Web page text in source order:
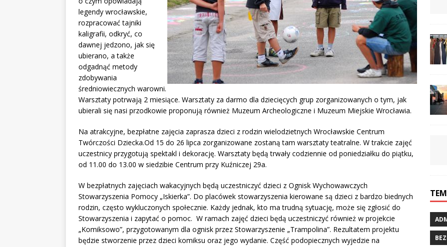
legendy wrocławskie,
rozpracować tajniki
kaligrafii, odkryć, co
dawnej jedzono, jak się
ubierano, a także
odgadnąć metody
zdobywania
średniowiecznych warowni.
Warsztaty potrwają 2 miesiące. Warsztaty za darmo dla dziecięcych grup zorganizowanych o tym, jak
ubierali się nasi przodkowie proponują również Muzeum Archeologiczne i Muzeum Miejskie Wrocławia.
Na atrakcyjne, bezpłatne zajęcia zaprasza dzieci z rodzin wielodzietnych Wrocławskie Centrum
Twórczości Dziecka.Od 15 do 26 lipca zorganizowane zostaną tam warsztaty teatralne. W trakcie zajęć
uczestnicy przygotują spektakl i dekorację. Warsztaty będą trwały codziennie od poniedziałku do piątku,
od 11.00 do 13.00 w siedzibie Centrum przy Kuźniczej 29a.
W bezpłatnych zajęciach wakacyjnych będą uczestniczyć dzieci z Ognisk Wychowawczych
Stowarzyszenia Pomocy „Iskierka”. Do placówek stowarzyszenia kierowane są dzieci z bardzo biednych
rodzin, często wykluczonych społecznie. Każdy jednak, kto ma trudną sytuację, może się zgłosić do
Stowarzyszenia i zapytać o pomoc. W ramach zajęć dzieci będą uczestniczyć również w projekcie
„Komiksowo”, przygotowanym dla ognisk przez Stowarzyszenie „Trampolina”. Rezultatem projektu
będzie stworzenie przez dzieci komiksu oraz jego wydanie. Część podopiecznych wyjedzie na